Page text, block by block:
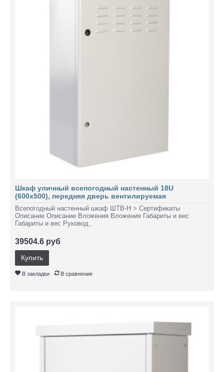
Шкаф уличный всепогодный настенный 18U
(600х500), передняя дверь вентилируемая
Всепогодный настенный шкаф ШТВ-Н > Сертификаты
Описание Описание Вложения Вложения Габариты и вес
Габариты и вес Руковод..
39504.6 руб
Купить
В закладки В сравнение